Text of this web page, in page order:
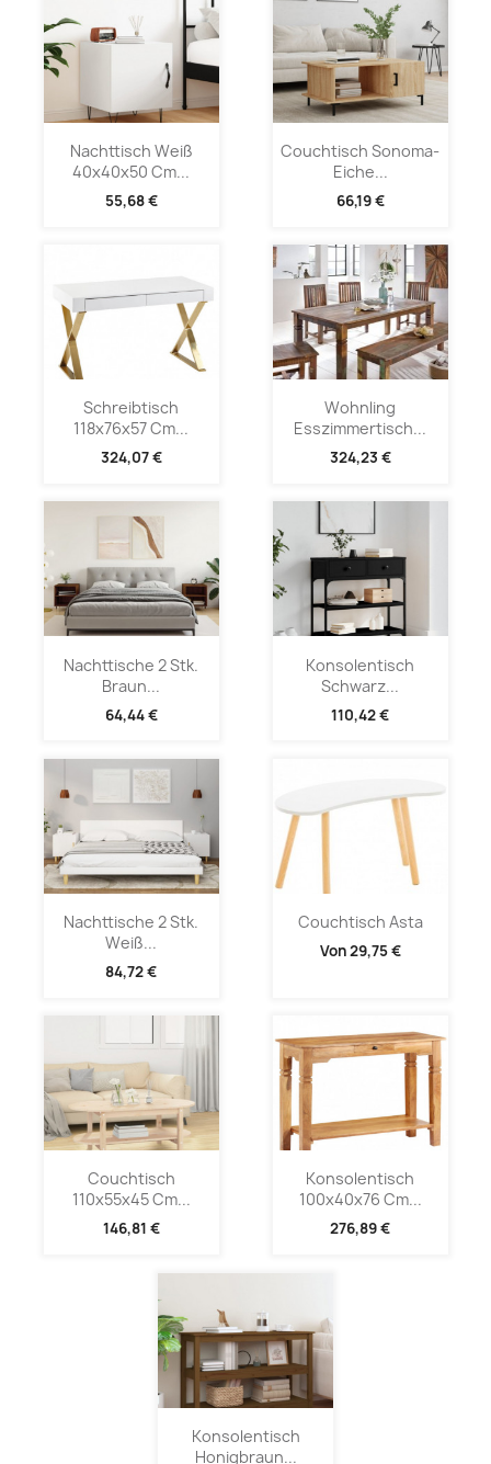
Nachttisch Weiß
40x40x50 Cm...
55,68 €
Couchtisch Sonoma-
Eiche...
66,19 €
Schreibtisch
118x76x57 Cm...
324,07 €
Wohnling
Esszimmertisch...
324,23 €
Nachttische 2 Stk.
Braun...
64,44 €
Konsolentisch
Schwarz...
110,42 €
Nachttische 2 Stk.
Weiß...
84,72 €
Couchtisch Asta
Von29,75 €
Couchtisch
110x55x45 Cm...
146,81 €
Konsolentisch
100x40x76 Cm...
276,89 €
Konsolentisch
Honigbraun...